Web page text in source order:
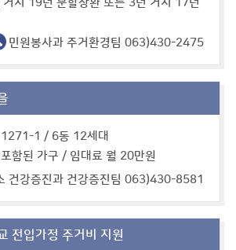
치 19년 분할상환 또는 3년 거치 17년
민원봉사과 주거환경팀 063)430-2475
1271-1 / 6동 12세대
함된 가구 / 임대료 월 20만원
건강증진과 건강증진팀 063)430-8581
전입가정 주거비 지원